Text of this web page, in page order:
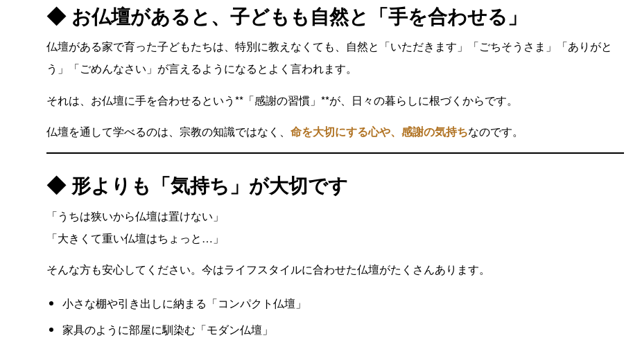
◆ お仏壇があると、子どもも自然と「手を合わせる」
仏壇がある家で育った子どもたちは、特別に教えなくても、自然と「いただきます」「ごちそうさま」「ありがと
う」「ごめんなさい」が言えるようになるとよく言われます。
それは、お仏壇に手を合わせるという**「感謝の習慣」**が、日々の暮らしに根づくからです。
仏壇を通して学べるのは、宗教の知識ではなく、 命を大切にする心や、感謝の気持ちなのです。
◆ 形よりも「気持ち」が大切です
「うちは狭いから仏壇は置けない」
「大きくて重い仏壇はちょっと…」
そんな方も安心してください。今はライフスタイルに合わせた仏壇がたくさんあります。
小さな棚や引き出しに納まる「コンパクト仏壇」
家具のように部屋に馴染む「モダン仏壇」